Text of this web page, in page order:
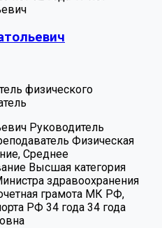
физического
Руководитель
Физическая
Среднее
Высшая категория
здравоохранения
грамота МК РФ,
РФ 34 года 34 года